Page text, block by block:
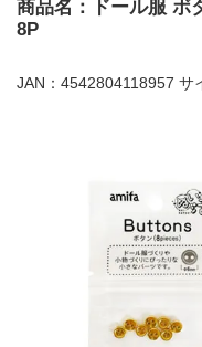
商品名：ドール服 ボ
8P
JAN：4542804118957 サ